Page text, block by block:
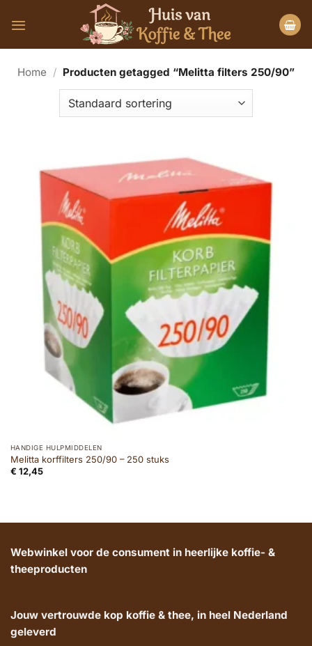
naar
Home / Producten getagged “Melitta filters 250/90”
HANDIGE HULPMIDDELEN
Melitta korffilters 250/90 – 250 stuks
€ 12,45
Webwinkel voor de consument in heerlijke koffie- &
theeproducten
Jouw vertrouwde kop koffie & thee, in heel Nederland
geleverd